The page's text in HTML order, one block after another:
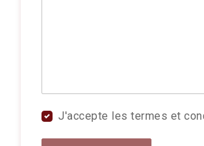
J'accepte les termes et